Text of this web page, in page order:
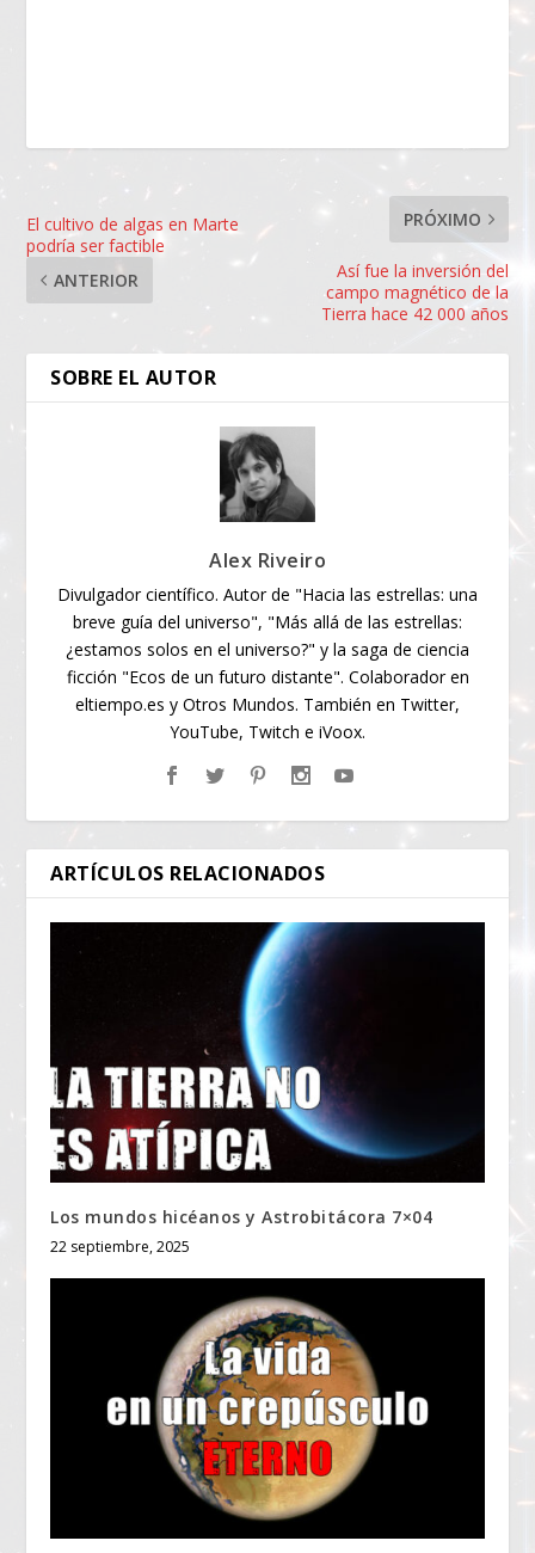
El cultivo de algas en Marte
podría ser factible
ANTERIOR
PRÓXIMO
Así fue la inversión del
campo magnético de la
Tierra hace 42 000 años
SOBRE EL AUTOR
Alex Riveiro
Divulgador científico. Autor de "Hacia las estrellas: una
breve guía del universo", "Más allá de las estrellas:
¿estamos solos en el universo?" y la saga de ciencia
ficción "Ecos de un futuro distante". Colaborador en
eltiempo.es y Otros Mundos. También en Twitter,
YouTube, Twitch e iVoox.
ARTÍCULOS RELACIONADOS
Los mundos hicéanos y Astrobitácora 7×04
22 septiembre, 2025